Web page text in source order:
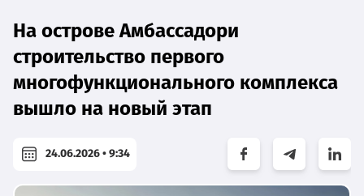
На острове Амбассадори
строительство первого
многофункционального комплекса
вышло на новый этап
24.06.2026 • 9:34